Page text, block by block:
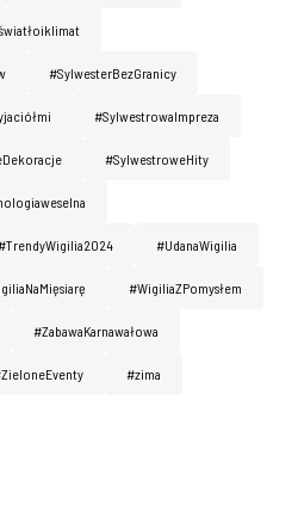
#SylwesterBezGranicy
#SylwestrowaImpreza
#SylwestroweHity
#UdanaWigilia
#WigiliaZPomysłem
#ZabawaKarnawałowa
#zima